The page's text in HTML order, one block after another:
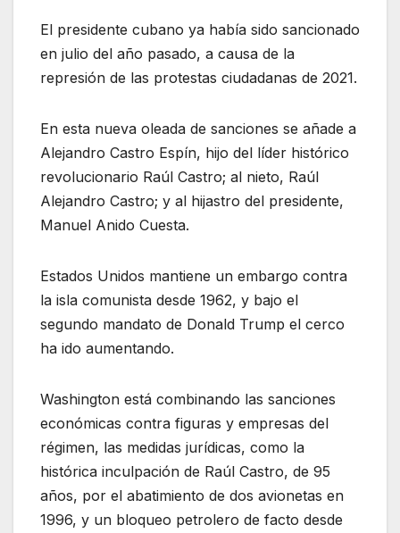
El presidente cubano ya había sido sancionado
en julio del año pasado, a causa de la
represión de las protestas ciudadanas de 2021.
En esta nueva oleada de sanciones se añade a
Alejandro Castro Espín, hijo del líder histórico
revolucionario Raúl Castro; al nieto, Raúl
Alejandro Castro; y al hijastro del presidente,
Manuel Anido Cuesta.
Estados Unidos mantiene un embargo contra
la isla comunista desde 1962, y bajo el
segundo mandato de Donald Trump el cerco
ha ido aumentando.
Washington está combinando las sanciones
económicas contra figuras y empresas del
régimen, las medidas jurídicas, como la
histórica inculpación de Raúl Castro, de 95
años, por el abatimiento de dos avionetas en
1996, y un bloqueo petrolero de facto desde